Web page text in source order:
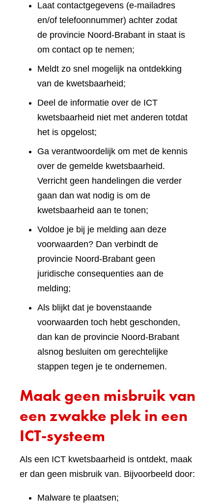
Laat contactgegevens (e-mailadres
en/of telefoonnummer) achter zodat
de provincie Noord-Brabant in staat is
om contact op te nemen;
Meldt zo snel mogelijk na ontdekking
van de kwetsbaarheid;
Deel de informatie over de ICT
kwetsbaarheid niet met anderen totdat
het is opgelost;
Ga verantwoordelijk om met de kennis
over de gemelde kwetsbaarheid.
Verricht geen handelingen die verder
gaan dan wat nodig is om de
kwetsbaarheid aan te tonen;
Voldoe je bij je melding aan deze
voorwaarden? Dan verbindt de
provincie Noord-Brabant geen
juridische consequenties aan de
melding;
Als blijkt dat je bovenstaande
voorwaarden toch hebt geschonden,
dan kan de provincie Noord-Brabant
alsnog besluiten om gerechtelijke
stappen tegen je te ondernemen.
Maak geen misbruik van
een zwakke plek in een
ICT-systeem
Als een ICT kwetsbaarheid is ontdekt, maak
er dan geen misbruik van. Bijvoorbeeld door:
Malware te plaatsen;